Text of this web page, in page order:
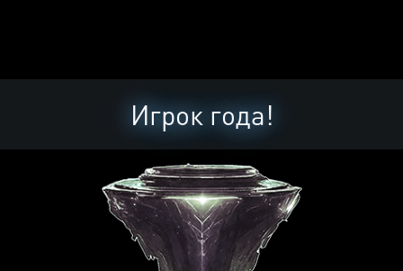
Игрок года!